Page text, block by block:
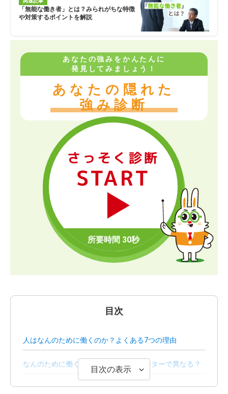
「無能な働き者」とは？みられがちな特徴
や対策するポイントを解説
あなたの強みをかんたんに
発見してみましょう！
あなたの隠れた
強み診断
さっそく診断
START
目次
人はなんのために働くのか？よくある7つの理由
なんのために働くのかは正社員とフリーターで異なる？
「なんのために働くのか」とわからなくなる7つの原因
目次の表示